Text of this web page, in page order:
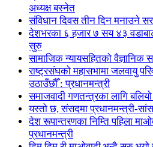
अध्यक्ष बस्नेत
संविधान दिवस तीन दिन मनाउने
देशभरका ६ हजार ७ सय ४३
सुरु
सामाजिक न्यायसहितको वैज्ञानिक
राष्ट्रसंघको महासभामा जलवायु
उठाउँछौँ : प्रधानमन्त्री
समाजवादी गणतन्त्रका लागि
यस्तो छ, संसदमा प्रधानमन्त्री-
देश रूपान्तरणका निम्ति पहिला
प्रधानमन्त्री